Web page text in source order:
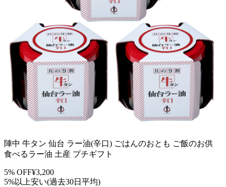
陣中 牛タン 仙台 ラー油(辛口) ごはんのおとも ご飯のお供
食べるラー油 土産 プチギフト
5% OFF¥3,200
5%以上安い(過去30日平均)